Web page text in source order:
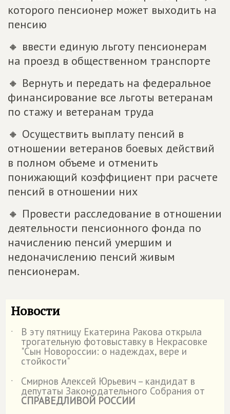
которого пенсионер может выходить на
пенсию
🔸 ввести единую льготу пенсионерам
на проезд в общественном транспорте
🔸 Вернуть и передать на федеральное
финансирование все льготы ветеранам
по стажу и ветеранам труда
🔸 Осуществить выплату пенсий в
отношении ветеранов боевых действий
в полном объеме и отменить
понижающий коэффициент при расчете
пенсий в отношении них
🔸 Провести расследование в отношении
деятельности пенсионного фонда по
начислению пенсий умершим и
недоначислению пенсий живым
пенсионерам.
Новости
˙ В эту пятницу Екатерина Ракова открыла
трогательную фотовыставку в Некрасовке
"Сын Новороссии: о надеждах, вере и
стойкости"
˙
Смирнов Алексей Юрьевич – кандидат в
депутаты Законодательного Собрания от
СПРАВЕДЛИВОЙ РОССИИ